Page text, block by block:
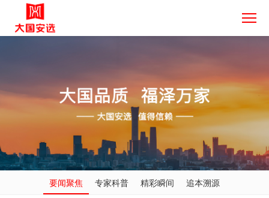
要闻聚焦 专家科普 精彩瞬间 追本溯源